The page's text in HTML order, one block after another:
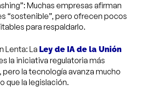
Muchas empresas afirman
“sostenible”, pero ofrecen pocos
para respaldarlo.
Lenta: La Ley de IA de la Unión
la iniciativa regulatoria más
pero la tecnología avanza mucho
que la legislación.